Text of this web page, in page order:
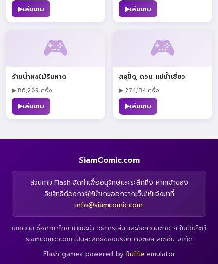
▶เล่นเกม ▶เล่นเกม
🎮
ร้านน้ำผลไม้ริมหาด
▶ 86,289 ครั้ง
▶เล่นเกม
🎮
สคูปี้ดู ตอน แม่น้ำเชี่ยว
▶ 274,134 ครั้ง
▶เล่นเกม
SiamComic.com
ส่วนเกม Flash จัดทำเพื่ออนุรักษ์และระลึกถึง หากเจ้าของ
ลิขสิทธิ์ต้องการให้นำเกมออกจากเว็บให้แจ้งมาที่
info@siamcomic.com
บทความ ชื่อภาษาไทย คำแนะนำ วิธีการเล่น และข้อความต่าง ๆ ในเว็บไซต์
siamcomic.com เป็นลิขสิทธิ์ของบริษัท ดิจิตอล สเตชั่น จำกัด
Flash games powered by Ruffle emulator